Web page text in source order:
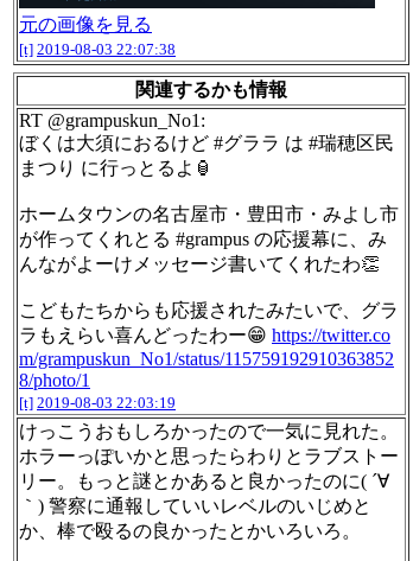
元の画像を見る
[t] 2019-08-03 22:07:38
関連するかも情報
RT @grampuskun_No1:
ぼくは大須におるけど #グララ は #瑞穂区民
まつり に行っとるよ🏮
ホームタウンの名古屋市・豊田市・みよし市
が作ってくれとる #grampus の応援幕に、み
んながよーけメッセージ書いてくれたわ👏
こどもたちからも応援されたみたいで、グラ
ラもえらい喜んどったわー😁 https://twitter.co
m/grampuskun_No1/status/115759192910363852
8/photo/1
[t] 2019-08-03 22:03:19
けっこうおもしろかったので一気に見れた。
ホラーっぽいかと思ったらわりとラブストー
リー。もっと謎とかあると良かったのに( ´∀
｀) 警察に通報していいレベルのいじめと
か、棒で殴るの良かったとかいろいろ。